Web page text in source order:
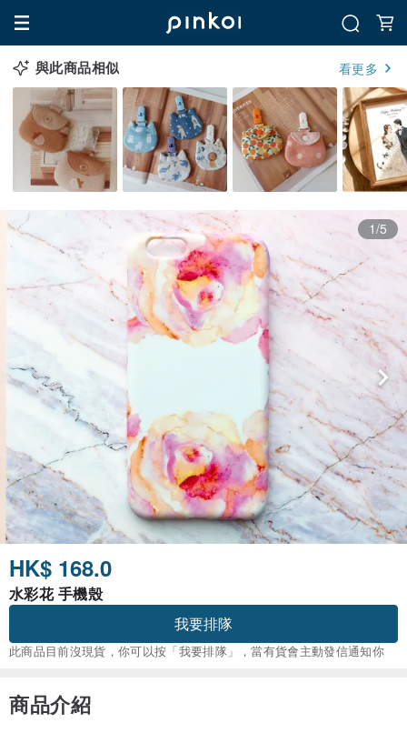
與此商品相似 看更多
1/5
HK$ 168.0
水彩花 手機殼
我要排隊
此商品目前沒現貨，你可以按「我要排隊」，當有貨會主動發信通知你
商品介紹